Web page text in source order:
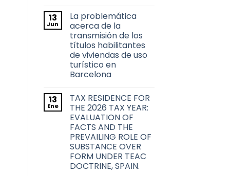
comentarios
en
Derecho
de
adquisición
preferente
de
las
Administraciones
Públicas
transmisiones
inmobiliarias
en
la
ciudad
de
Barcelona
13
Jun
La problemática
acerca de la
transmisión de los
títulos habilitantes
de viviendas de uso
turístico en
Barcelona
comentarios
en
La
problemática
acerca
de
la
transmisión
de
los
títulos
habilitantes
13
Ene
TAX RESIDENCE FOR
THE 2026 TAX YEAR:
EVALUATION OF
FACTS AND THE
PREVAILING ROLE OF
SUBSTANCE OVER
FORM UNDER TEAC
DOCTRINE, SPAIN.